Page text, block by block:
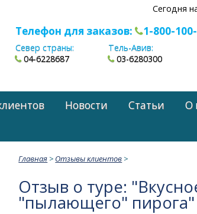
Сегодня
Телефон для заказов: 1-800-
Север страны:
04-6228687
Тель-Авив:
03-6280300
Новости Статьи О
Главная > Отзывы клиентов >
Отзыв о туре:
"пылающего" пирога"